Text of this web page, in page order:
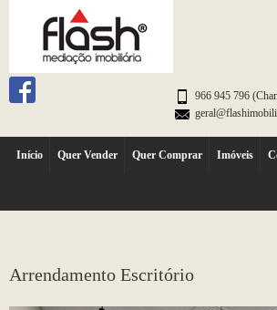
966 945 796
Início Quer Vender Quer Comprar Imóveis
Arrendamento Escritório